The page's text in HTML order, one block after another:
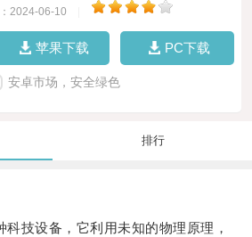
2024-06-10
苹果下载 PC下载
安卓市场，安全绿色
排行
技设备，它利用未知的物理原理，